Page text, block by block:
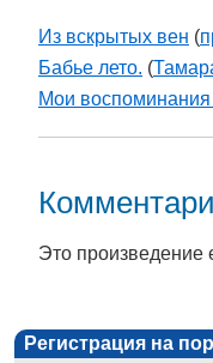
Из вскрытых вен (
Бабье лето. (
Мои
Это произведение
Регистрация на